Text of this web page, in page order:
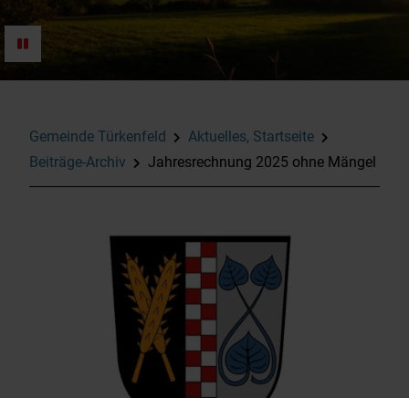
Gemeinde Türkenfeld
Aktuelles, Startseite
Beiträge-Archiv
Jahresrechnung 2025 ohne Mängel